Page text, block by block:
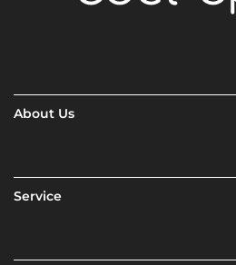
About Us
Service